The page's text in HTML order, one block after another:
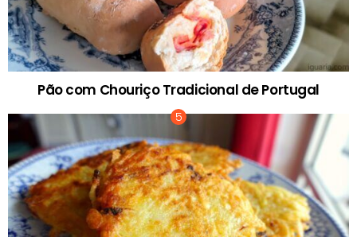
Pão com Chouriço Tradicional de Portugal